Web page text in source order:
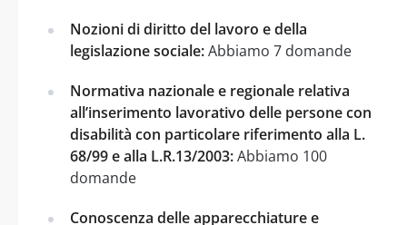
Nozioni di diritto del lavoro e della
legislazione sociale:Abbiamo 7 domande
Normativa nazionale e regionale relativa
all’inserimento lavorativo delle persone con
disabilità con particolare riferimento alla L.
68/99 e alla L.R.13/2003:Abbiamo 100
domande
Conoscenza delle apparecchiature e